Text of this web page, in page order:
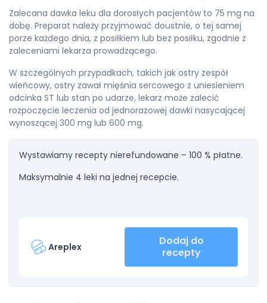
Zalecana dawka leku dla dorosłych pacjentów to 75 mg na
dobę. Preparat należy przyjmować doustnie, o tej samej
porze każdego dnia, z posiłkiem lub bez posiłku, zgodnie z
zaleceniami lekarza prowadzącego.
W szczególnych przypadkach, takich jak ostry zespół
wieńcowy, ostry zawał mięśnia sercowego z uniesieniem
odcinka ST lub stan po udarze, lekarz może zalecić
rozpoczęcie leczenia od jednorazowej dawki nasycającej
wynoszącej 300 mg lub 600 mg.
Wystawiamy recepty nierefundowane – 100 % płatne.
Maksymalnie 4 leki na jednej recepcie.
Areplex
Dodaj do
recepty